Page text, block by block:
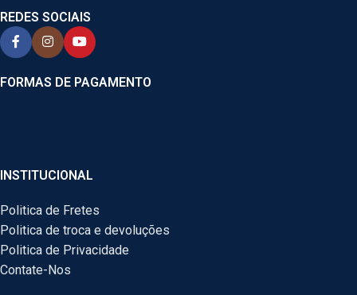
REDES SOCIAIS
FORMAS DE PAGAMENTO
INSTITUCIONAL
Politica de Fretes
Politica de troca e devoluções
Politica de Privacidade
Contate-Nos